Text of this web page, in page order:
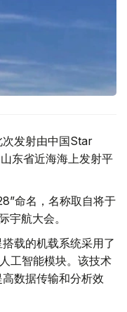
发射由中国Star
东省近海海上发射平
命名，名称取自将于
宇航大会。
载的机载系统采用了
工智能模块。该技术
数据传输和分析效